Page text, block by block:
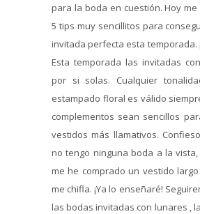
para la boda en cuestión. Hoy
5 tips muy sencillitos para
invitada perfecta esta temporada.
Esta temporada las invitadas
por si solas. Cualquier
estampado floral es válido
complementos sean sencillos
vestidos más llamativos.
no tengo ninguna boda a la
me he comprado un vestido
me chifla. ¡Ya lo enseñaré!
las bodas invitadas con lunares ,